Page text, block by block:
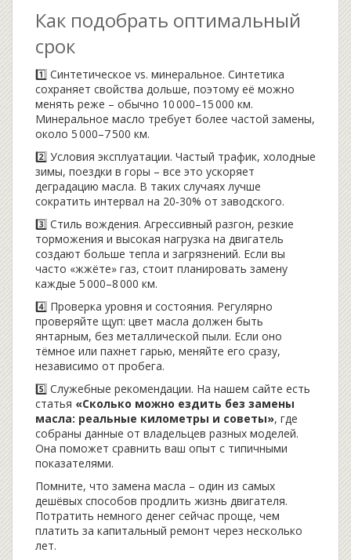
Как подобрать оптимальный
срок
1️⃣ Синтетическое vs. минеральное. Синтетика
сохраняет свойства дольше, поэтому её можно
менять реже – обычно 10 000–15 000 км.
Минеральное масло требует более частой замены,
около 5 000–7 500 км.
2️⃣ Условия эксплуатации. Частый трафик, холодные
зимы, поездки в горы – все это ускоряет
деградацию масла. В таких случаях лучше
сократить интервал на 20‑30% от заводского.
3️⃣ Стиль вождения. Агрессивный разгон, резкие
торможения и высокая нагрузка на двигатель
создают больше тепла и загрязнений. Если вы
часто «жжёте» газ, стоит планировать замену
каждые 5 000–8 000 км.
4️⃣ Проверка уровня и состояния. Регулярно
проверяйте щуп: цвет масла должен быть
янтарным, без металлической пыли. Если оно
тёмное или пахнет гарью, меняйте его сразу,
независимо от пробега.
5️⃣ Служебные рекомендации. На нашем сайте есть
статья «Сколько можно ездить без замены
масла: реальные километры и советы», где
собраны данные от владельцев разных моделей.
Она поможет сравнить ваш опыт с типичными
показателями.
Помните, что замена масла – один из самых
дешёвых способов продлить жизнь двигателя.
Потратить немного денег сейчас проще, чем
платить за капитальный ремонт через несколько
лет.